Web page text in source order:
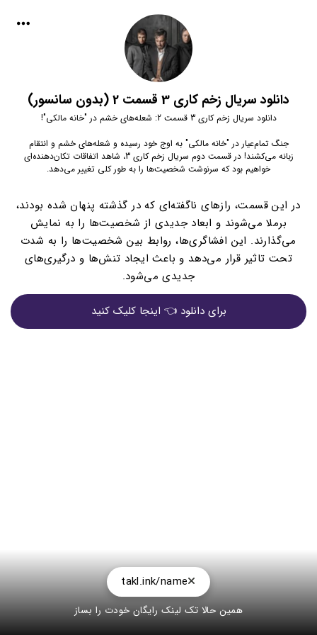
دانلود سریال زخم کاری 3 قسمت 2 (بدون سانسور)
دانلود سریال زخم کاری 3 قسمت 2: شعله‌های خشم در "خانه مالکی"!
جنگ تمام‌عیار در "خانه مالکی" به اوج خود رسیده و شعله‌های خشم و انتقام
زبانه می‌کشند! در قسمت دوم سریال زخم کاری 3، شاهد اتفاقات تکان‌دهنده‌ای
خواهیم بود که سرنوشت شخصیت‌ها را به طور کلی تغییر می‌دهد.
در این قسمت، رازهای ناگفته‌ای که در گذشته پنهان شده بودند،
برملا می‌شوند و ابعاد جدیدی از شخصیت‌ها را به نمایش
می‌گذارند. این افشاگری‌ها، روابط بین شخصیت‌ها را به شدت
تحت تاثیر قرار می‌دهد و باعث ایجاد تنش‌ها و درگیری‌های
جدیدی می‌شود.
برای دانلود 👈 اینجا کلیک کنید
takl.ink/name
همین حالا تک لینک رایگان خودت را بساز